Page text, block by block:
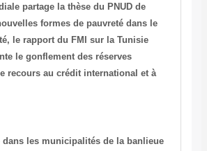
partage la thèse du PNUD de
formes de pauvreté dans le
le rapport du FMI sur la Tunisie
le gonflement des réserves
recours au crédit international et à
dans les municipalités de la banlieue